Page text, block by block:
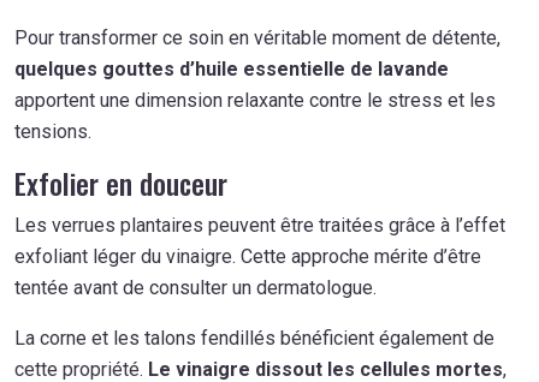
Pour transformer ce soin en véritable moment de détente,
quelques gouttes d’huile essentielle de lavande
apportent une dimension relaxante contre le stress et les
tensions.
Exfolier en douceur
Les verrues plantaires peuvent être traitées grâce à l’effet
exfoliant léger du vinaigre. Cette approche mérite d’être
tentée avant de consulter un dermatologue.
La corne et les talons fendillés bénéficient également de
cette propriété. Le vinaigre dissout les cellules mortes,